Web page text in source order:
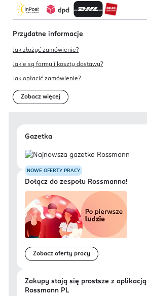
Przydatne informacje
Jak złożyć zamówienie?
Jakie są formy i koszty dostawy?
Jak opłacić zamówienie?
Zobacz więcej
Gazetka
NOWE OFERTY PRACY
Dołącz do zespołu Rossmanna!
Zobacz oferty pracy
Zakupy stają się prostsze z aplikacją
Rossmann PL